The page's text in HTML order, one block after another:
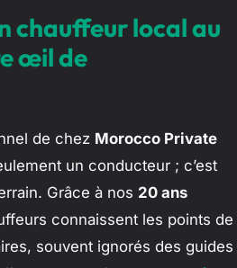
chauffeur local au
œil de
de chez Morocco Private
un conducteur ; c’est
Grâce à nos 20 ans
connaissent les points de
souvent ignorés des guides